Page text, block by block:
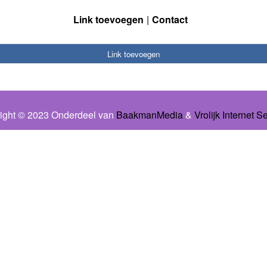
Link toevoegen Contact
Link toevoegen
© 2023 Onderdeel van BaakmanMedia& Vrolijk Internet